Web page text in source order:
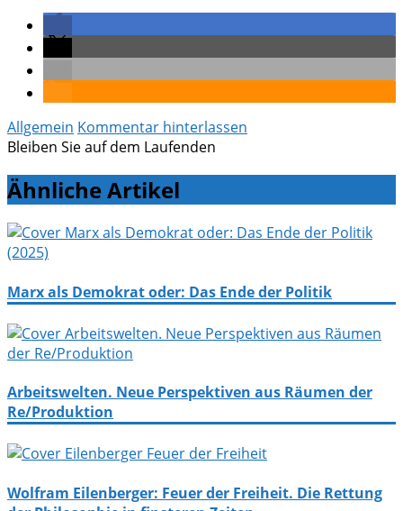
Allgemein Kommentar hinterlassen
Bleiben Sie auf dem Laufenden
Ähnliche Artikel
Marx als Demokrat oder: Das Ende der Politik
Arbeitswelten. Neue Perspektiven aus Räumen der
Re/Produktion
Wolfram Eilenberger: Feuer der Freiheit. Die Rettung